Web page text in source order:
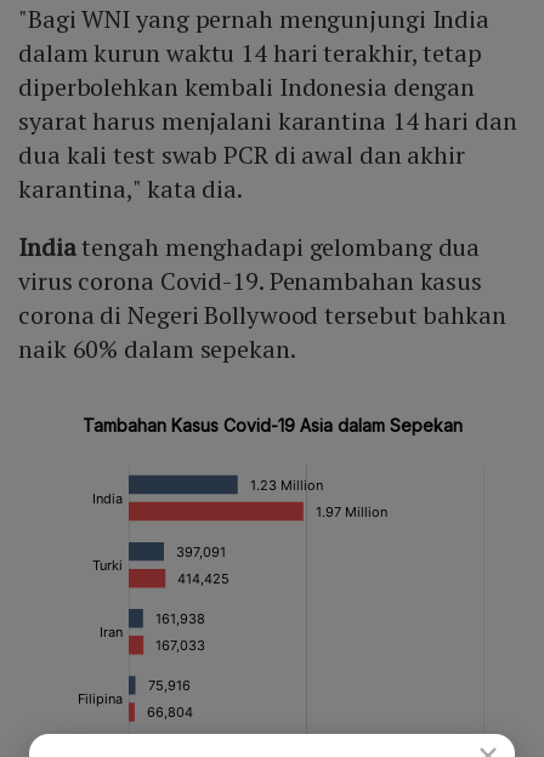
"Bagi WNI yang pernah mengunjungi India
dalam kurun waktu 14 hari terakhir, tetap
diperbolehkan kembali Indonesia dengan
syarat harus menjalani karantina 14 hari dan
dua kali test swab PCR di awal dan akhir
karantina," kata dia.
Indiatengah menghadapi gelombang dua
virus corona Covid-19. Penambahan kasus
corona di Negeri Bollywood tersebut bahkan
naik 60% dalam sepekan.